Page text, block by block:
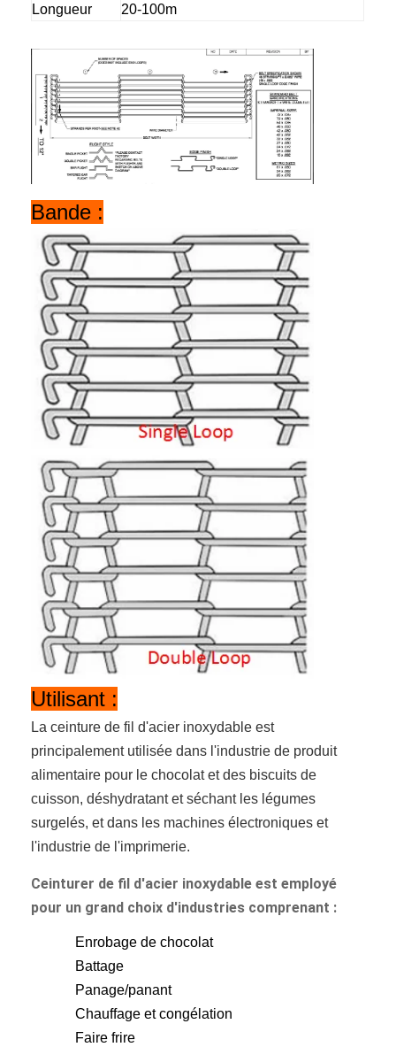
Bande transporteuse en nid d'abeille
Plat de chaîne de convoyeur
Mesh Belt photovoltaïque solaire
Chaîne Mesh Belt
Ceinture en spirale de congélateur
Oven Conveyor Belt
Longueur 20-100m
Bande :
Utilisant :
La ceinture de fil d'acier inoxydable est
principalement utilisée dans l'industrie de produit
alimentaire pour le chocolat et des biscuits de
cuisson, déshydratant et séchant les légumes
surgelés, et dans les machines électroniques et
l'industrie de l'imprimerie.
Ceinturer de fil d'acier inoxydable est employé
pour un grand choix d'industries comprenant :
Enrobage de chocolat
Battage
Panage/panant
Chauffage et congélation
Faire frire